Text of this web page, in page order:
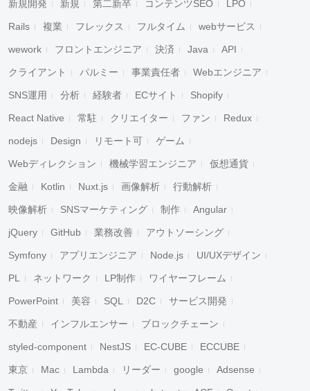
新規開発 新規 第二新卒 コンテンツSEO LPO
Rails 複業 フレックス フルタイム webサービス
wework フロントエンジニア 決済 Java API
クライアント パルミー 事業責任者 Webエンジニア
SNS運用 分析 経験者 ECサイト Shopify
React Native 常駐 クリエイター ファン Redux
nodejs Design リモート可 ゲーム
Webディレクション 機械学習エンジニア 仮想通貨
金融 Kotlin Nuxt.js 画像解析 行動解析
映像解析 SNSマーケティング 制作 Angular
jQuery GitHub 業務改善 アウトソーシング
Symfony アプリエンジニア Node.js UI/UXデザイン
PL ネットワーク LP制作 ワイヤーフレーム
PowerPoint 美容 SQL D2C サービス開発
不動産 インフルエンサー ブロックチェーン
styled-component NestJS EC-CUBE ECCUBE
東京 Mac Lambda リーダー google Adsense